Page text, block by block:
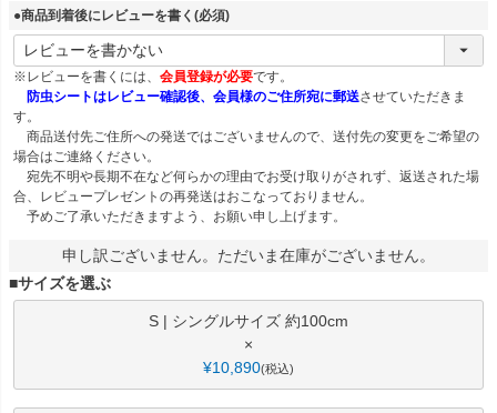
●商品到着後にレビューを書く (必須)
※レビューを書くには、 会員登録が必要です。
防虫シートはレビュー確認後、会員様のご住所宛に郵送させていただきま
す。
商品送付先ご住所への発送ではございませんので、送付先の変更をご希望の
場合はご連絡ください。
宛先不明や長期不在など何らかの理由でお受け取りがされず、返送された場
合、レビュープレゼントの再発送はおこなっておりません。
予めご了承いただきますよう、お願い申し上げます。
申し訳ございません。ただいま在庫がございません。
■サイズを選ぶ
S | シングルサイズ 約100cm
×
¥10,890 税込